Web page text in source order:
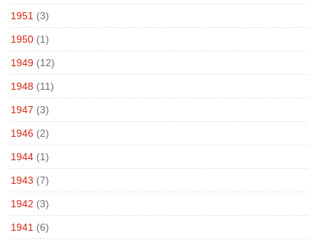
1951 (3)
1950 (1)
1949 (12)
1948 (11)
1947 (3)
1946 (2)
1944 (1)
1943 (7)
1942 (3)
1941 (6)